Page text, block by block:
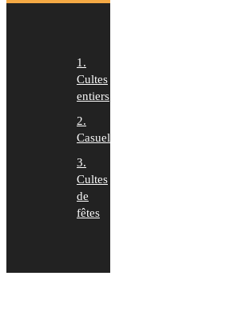
1.
Cultes
entiers
2.
Casuels
3.
Cultes
de
fêtes